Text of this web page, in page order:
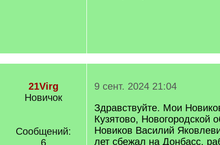
21Virg
Новичок
Сообщений:
6
9 сент. 2024 21:04
Здравствуйте. Мои
Кузятово, Новогородской
Новиков Василий
лет сбежал на Донбасс,